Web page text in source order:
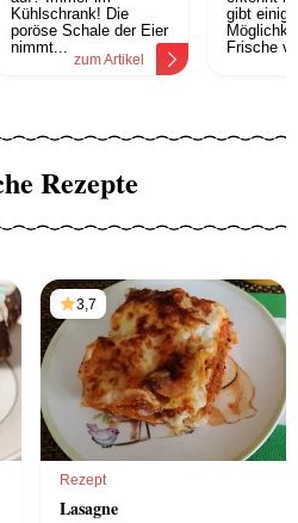
Kühlschrank! Die
poröse Schale der Eier
nimmt...
zum Artikel
gibt einige
Frische
Rezepte
3,7
Rezept
Lasagne